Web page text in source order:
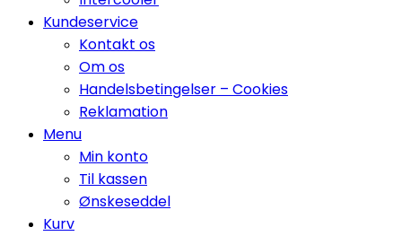
Kundeservice
Kontakt os
Om os
Handelsbetingelser – Cookies
Reklamation
Menu
Min konto
Til kassen
Ønskeseddel
Kurv